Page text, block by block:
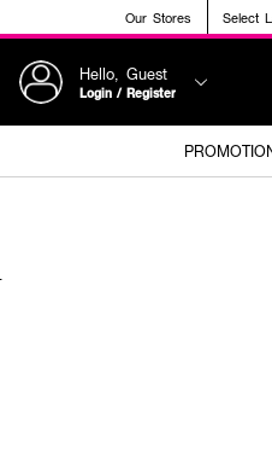
Our Stores Select
Hello, Guest
Login / Register